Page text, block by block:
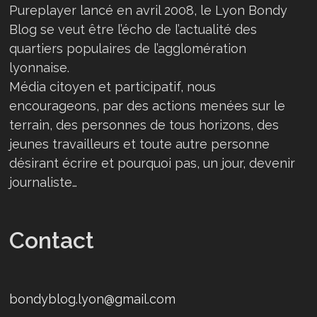
Pureplayer lancé en avril 2008, le Lyon Bondy
Blog se veut être l’écho de l’actualité des
quartiers populaires de l’agglomération
lyonnaise.
Média citoyen et participatif, nous
encourageons, par des actions menées sur le
terrain, des personnes de tous horizons, des
jeunes travailleurs et toute autre personne
désirant écrire et pourquoi pas, un jour, devenir
journaliste…
Contact
bondyblog.lyon@gmail.com